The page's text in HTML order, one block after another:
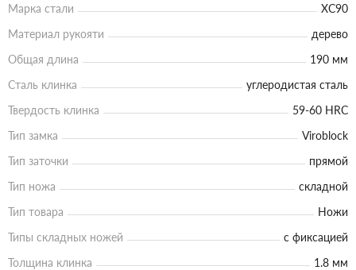
Марка стали
XC90
Материал рукояти
дерево
Общая длина
190 мм
Сталь клинка
углеродистая сталь
Твердость клинка
59-60 HRC
Тип замка
Viroblock
Тип заточки
прямой
Тип ножа
складной
Тип товара
Ножи
Типы складных ножей
с фиксацией
Толщина клинка
1.8 мм